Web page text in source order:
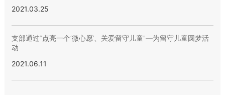
2021.03.25
支部通过“点亮一个‘微心愿’、关爱留守儿童”—为留守儿童圆梦活
动
2021.06.11